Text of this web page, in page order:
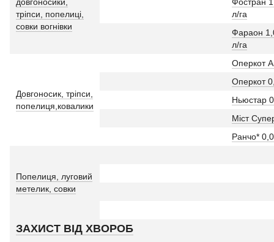
довгоносики,
тріпси, попелиці,
совки вогнівки
Фостран
л/га
Фараон
л/га
Довгоносик, тріпси,
попелиця,ковалики
Оперкот
Оперкот
Ньюстар
Міст
Ранчо*
Попелиця, луговий
метелик, совки
ЗАХИСТ ВІД ХВОРОБ